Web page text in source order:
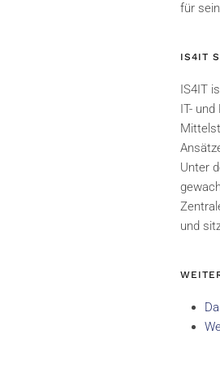
für
IS4IT
IS4IT
IT-
Unter
und